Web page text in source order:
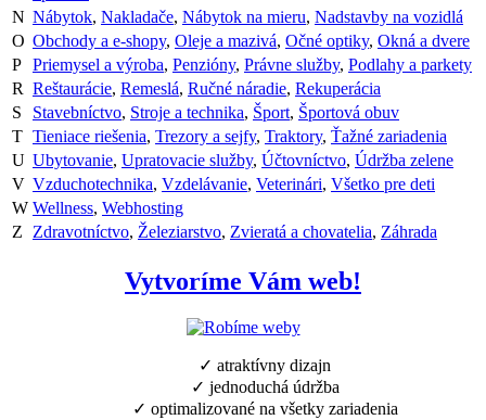
N Nábytok, Nakladače, Nábytok na mieru, Nadstavby na vozidlá
O Obchody a e-shopy, Oleje a mazivá, Očné optiky, Okná a dvere
P Priemysel a výroba, Penzióny, Právne služby, Podlahy a parkety
R Reštaurácie, Remeslá, Ručné náradie, Rekuperácia
S
Stavebníctvo, Stroje a technika, Šport, Športová obuv
T Tieniace riešenia, Trezory a sejfy, Traktory, Ťažné zariadenia
U Ubytovanie, Upratovacie služby, Účtovníctvo, Údržba zelene
V Vzduchotechnika, Vzdelávanie, Veterinári, Všetko pre deti
W Wellness, Webhosting
Z
Zdravotníctvo, Železiarstvo, Zvieratá a chovatelia, Záhrada
Vytvoríme Vám web!
✓ atraktívny dizajn
✓ jednoduchá údržba
✓ optimalizované na všetky zariadenia